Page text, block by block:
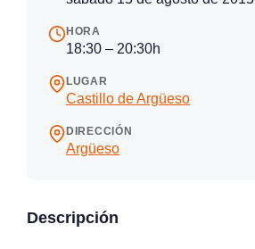
HORA
18:30 – 20:30h
LUGAR
Castillo de Argüeso
DIRECCIÓN
Argüeso
Descripción